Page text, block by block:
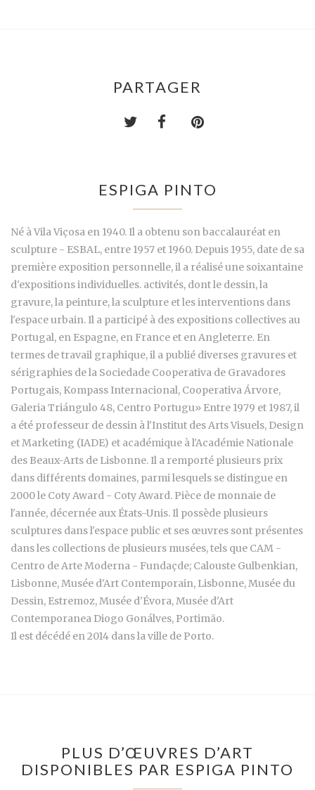
PARTAGER
ESPIGA PINTO
Né à Vila Viçosa en 1940. Il a obtenu son baccalauréat en
sculpture - ESBAL, entre 1957 et 1960. Depuis 1955, date de sa
première exposition personnelle, il a réalisé une soixantaine
d'expositions individuelles. activités, dont le dessin, la
gravure, la peinture, la sculpture et les interventions dans
l'espace urbain. Il a participé à des expositions collectives au
Portugal, en Espagne, en France et en Angleterre. En
termes de travail graphique, il a publié diverses gravures et
sérigraphies de la Sociedade Cooperativa de Gravadores
Portugais, Kompass Internacional, Cooperativa Árvore,
Galeria Triángulo 48, Centro Portugu» Entre 1979 et 1987, il
a été professeur de dessin à l'Institut des Arts Visuels, Design
et Marketing (IADE) et académique à l'Académie Nationale
des Beaux-Arts de Lisbonne. Il a remporté plusieurs prix
dans différents domaines, parmi lesquels se distingue en
2000 le Coty Award - Coty Award. Pièce de monnaie de
l'année, décernée aux États-Unis. Il possède plusieurs
sculptures dans l'espace public et ses œuvres sont présentes
dans les collections de plusieurs musées, tels que CAM -
Centro de Arte Moderna - Fundaçde; Calouste Gulbenkian,
Lisbonne, Musée d'Art Contemporain, Lisbonne, Musée du
Dessin, Estremoz, Musée d'Évora, Musée d'Art
Contemporanea Diogo Gonálves, Portimão.
Il est décédé en 2014 dans la ville de Porto.
PLUS D’ŒUVRES D’ART
DISPONIBLES PAR ESPIGA PINTO